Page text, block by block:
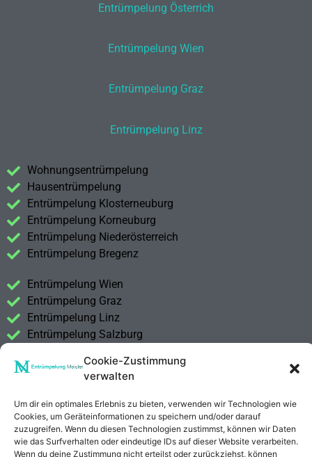
Cookie-Zustimmung
verwalten
Um dir ein optimales Erlebnis zu bieten, verwenden wir Technologien wie
Cookies, um Geräteinformationen zu speichern und/oder darauf
zuzugreifen. Wenn du diesen Technologien zustimmst, können wir Daten
wie das Surfverhalten oder eindeutige IDs auf dieser Website verarbeiten.
Wenn du deine Zustimmung nicht erteilst oder zurückziehst, können
Entrümpelung Österrich
Entrümpelung Wien
Entrümpelung Graz
Entrümpelung Linz
Wohnungsentrümpelung
Hausentrümpelung
Entrümpelung Klosterneuburg
Entrümpelung Korneuburg
Entrümpelung Niederösterreich
Entrümpelung Bregenz
Entrümpelung Wien
Entrümpelung Graz
Entrümpelung Linz
Entrümpelung Salzburg
Entrümpelung Steiermark
Kontakt
Impressum
Datenschutzerklärung